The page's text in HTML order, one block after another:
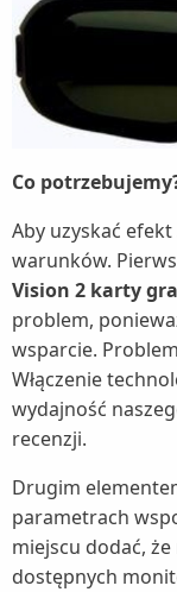
Co
Aby uzyskać
warunków.
Vision 2 karty
problem,
wsparcie.
Włączenie
wydajność
recenzji.
Drugim
parametrach
miejscu dodać,
dostępnych